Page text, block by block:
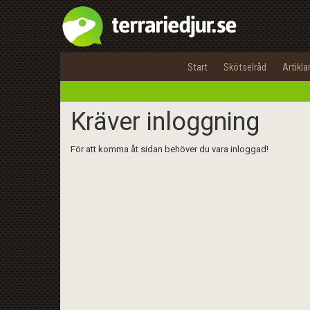
Start Skötselråd Artiklar
Kräver inloggning
För att komma åt sidan behöver du vara inloggad!